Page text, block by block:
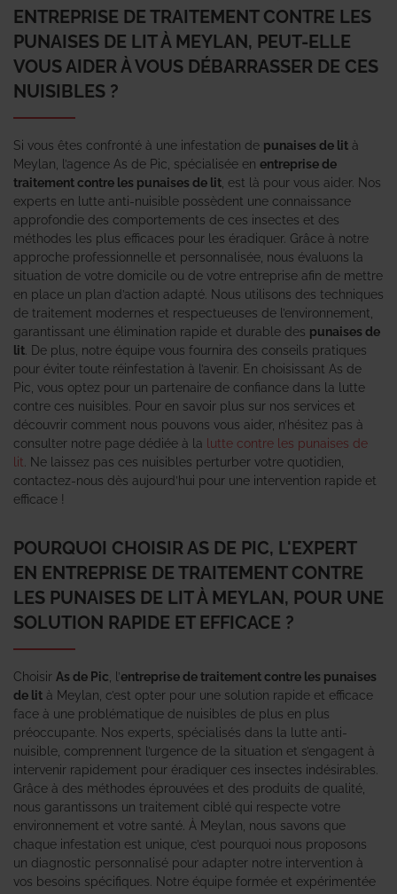
ENTREPRISE DE TRAITEMENT CONTRE LES
PUNAISES DE LIT À MEYLAN, PEUT-ELLE
VOUS AIDER À VOUS DÉBARRASSER DE CES
NUISIBLES ?
Si vous êtes confronté à une infestation de punaises de lit à
Meylan, l’agence As de Pic, spécialisée en entreprise de
traitement contre les punaises de lit , est là pour vous aider. Nos
experts en lutte anti-nuisible possèdent une connaissance
approfondie des comportements de ces insectes et des
méthodes les plus efficaces pour les éradiquer. Grâce à notre
approche professionnelle et personnalisée, nous évaluons la
situation de votre domicile ou de votre entreprise afin de mettre
en place un plan d’action adapté. Nous utilisons des techniques
de traitement modernes et respectueuses de l’environnement,
garantissant une élimination rapide et durable des punaises de
lit . De plus, notre équipe vous fournira des conseils pratiques
pour éviter toute réinfestation à l’avenir. En choisissant As de
Pic, vous optez pour un partenaire de confiance dans la lutte
contre ces nuisibles. Pour en savoir plus sur nos services et
découvrir comment nous pouvons vous aider, n’hésitez pas à
consulter notre page dédiée à la
lutte contre les punaises de
lit . Ne laissez pas ces nuisibles perturber votre quotidien,
contactez-nous dès aujourd’hui pour une intervention rapide et
efficace !
POURQUOI CHOISIR AS DE PIC, L'EXPERT
EN ENTREPRISE DE TRAITEMENT CONTRE
LES PUNAISES DE LIT À MEYLAN, POUR UNE
SOLUTION RAPIDE ET EFFICACE ?
Choisir As de Pic , l’entreprise de traitement contre les punaises
de lit à Meylan, c’est opter pour une solution rapide et efficace
face à une problématique de nuisibles de plus en plus
préoccupante. Nos experts, spécialisés dans la lutte anti-
nuisible, comprennent l’urgence de la situation et s’engagent à
intervenir rapidement pour éradiquer ces insectes indésirables.
Grâce à des méthodes éprouvées et des produits de qualité,
nous garantissons un traitement ciblé qui respecte votre
environnement et votre santé. À Meylan, nous savons que
chaque infestation est unique, c’est pourquoi nous proposons
un diagnostic personnalisé pour adapter notre intervention à
vos besoins spécifiques. Notre équipe formée et expérimentée